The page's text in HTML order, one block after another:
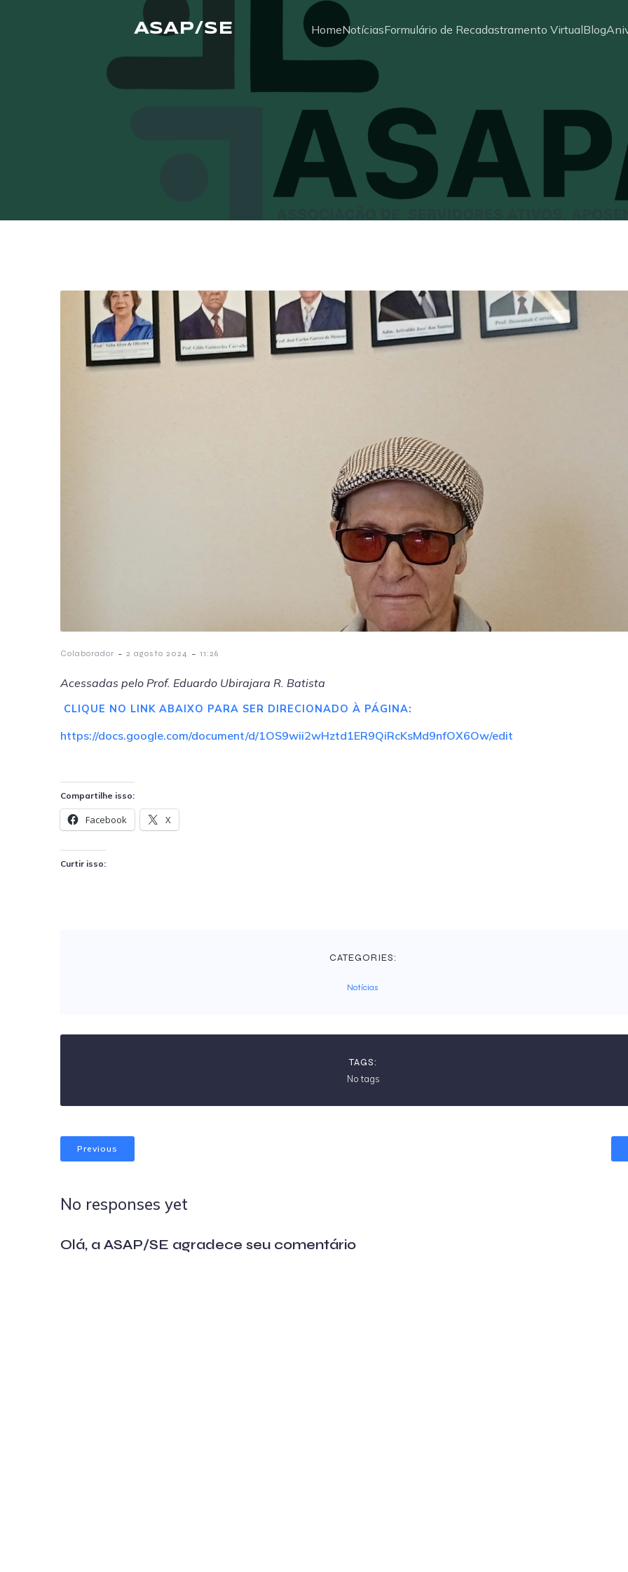
ASAP/SE HomeNotíciasFormulário de Recadastramento VirtualBlog
Colaborador - 2 agosto 2024 - 11:26
Acessadas pelo Prof. Eduardo Ubirajara R. Batista
CLIQUE NO LINK ABAIXO PARA SER DIRECIONADO À PÁGINA:
https://docs.google.com/document/d/1OS9wii2wHztd1ER9QiRcKsMd9nfOX6Ow/edit
Compartilhe isso:
Facebook X
Curtir isso:
CATEGORIES:
Notícias
TAGS:
No tags
Previous
No responses yet
Olá, a ASAP/SE agradece seu comentário